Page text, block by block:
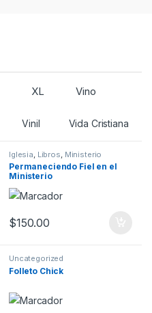
XL Vino
Vinil Vida Cristiana
Iglesia Libros Ministerio
Permaneciendo Fiel en el
Ministerio
$150.00
Uncategorized
Folleto Chick